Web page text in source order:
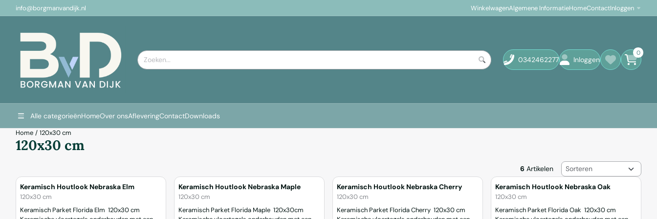
Cookievoorkeuren zijn momenteel gesloten.
info@borgmanvandijk.nl WinkelwagenAlgemene InformatieHomeContactInloggen
Zoeken
0342462277 Inloggen
0
Alle categorieënHomeOver onsAfleveringContactDownloads
Home / 120x30 cm
120x30 cm
6 Artikelen Sorteermethode
Keramisch Houtlook Nebraska Elm
Merk:
120x30 cm
Keramisch Parket Florida Elm 120x30 cm
Keramisch Houtlook Nebraska Maple
Merk:
120x30 cm
Keramisch Parket Florida Maple 120x30cm
Keramisch Houtlook Nebraska Cherry
Merk:
120x30 cm
Keramisch Parket Florida Cherry 120x30 cm
Keramisch Houtlook Nebraska Oak
Merk:
120x30 cm
Keramisch Parket Florida Oak 120x30 cm